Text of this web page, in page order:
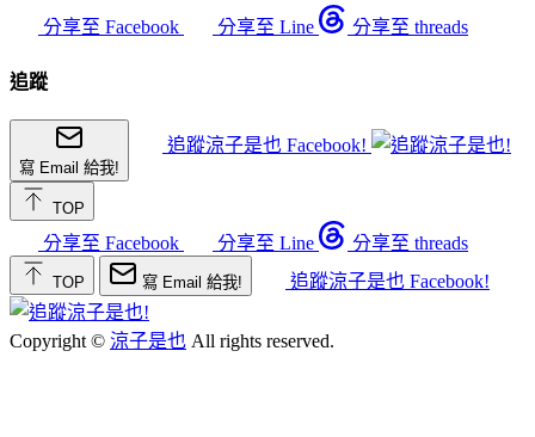
分享至 Facebook 分享至 Line 分享至 threads
追蹤
寫 Email 給我!
追蹤涼子是也 Facebook!
TOP
分享至 Facebook 分享至 Line 分享至 threads
TOP 寫 Email 給我! 追蹤涼子是也 Facebook!
Copyright © 涼子是也 All rights reserved.